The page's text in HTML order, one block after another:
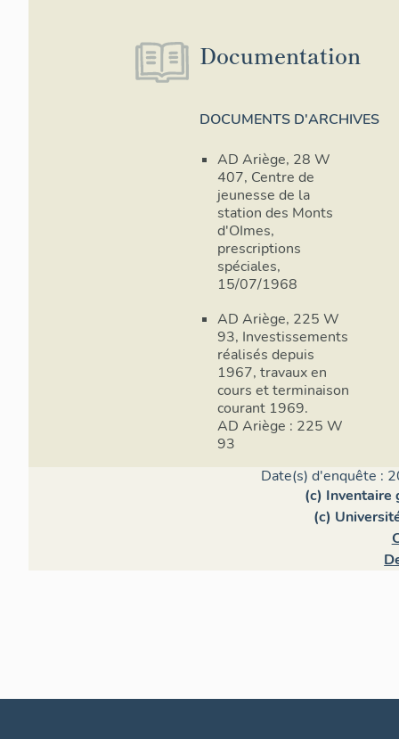
Documentation
DOCUMENTS D'ARCHIVES
AD Ariège, 28 W
407, Centre de
jeunesse de la
station des Monts
d'OImes,
prescriptions
spéciales,
15/07/1968
AD Ariège, 225 W
93, Investissements
réalisés depuis
1967, travaux en
cours et terminaison
courant 1969.
AD Ariège : 225 W
93
Date(s) d'enquête :
(c) Inventaire
(c)